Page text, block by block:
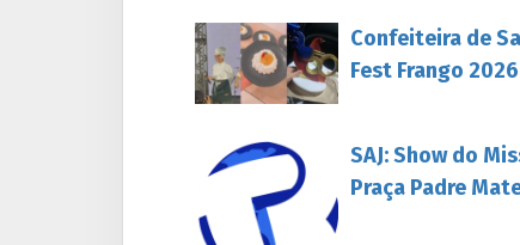
Confeiteira de
Fest Frango
SAJ: Show do
Praça Padre